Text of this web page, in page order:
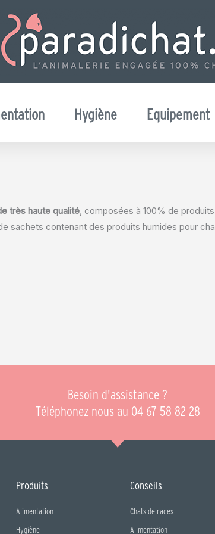
Hygiène Equipement
très haute qualité, composées à 100% de
sachets contenant des produits humides pour
Besoin d'assistance ?
Téléphonez nous au 04 67 58 82 28
Produits
Alimentation
Hygiène
Conseils
Chats de races
Alimentation